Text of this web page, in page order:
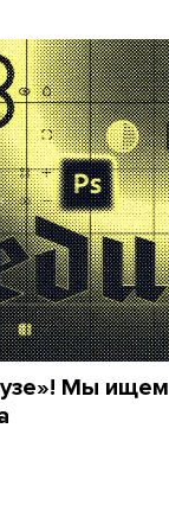
Мы ищем